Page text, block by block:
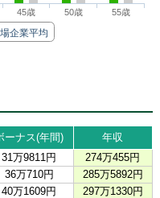
企業平均
45歳 50歳 55歳
ーナス(年間)
年収
31万9811円
274万455円
36万710円
285万5892円
40万1609円
297万1330円